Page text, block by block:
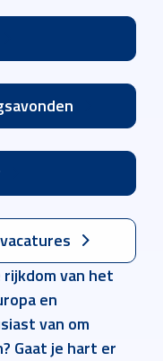
van het
en
van om
Gaat je hart er